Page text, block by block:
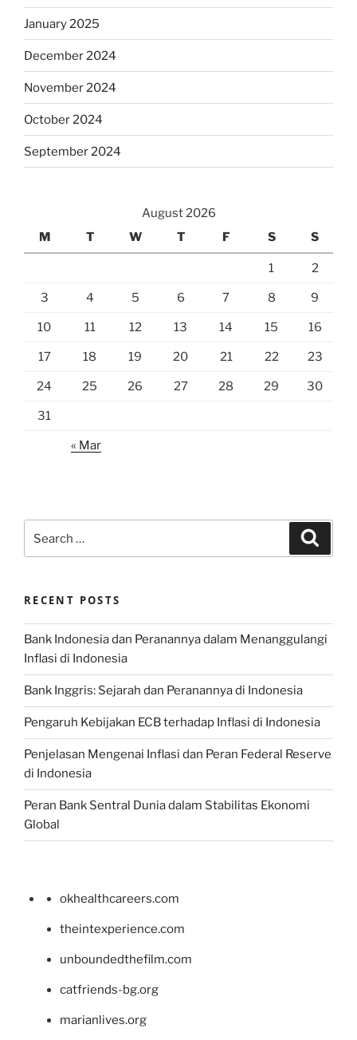
January 2025
December 2024
November 2024
October 2024
September 2024
August 2026
M
T W T F S S
1 2
3 4 5 6 7 8 9
10 11 12 13 14 15 16
17 18 19 20 21 22 23
24 25 26 27 28 29 30
31
« Mar
for:
RECENT POSTS
Bank Indonesia dan Peranannya dalam Menanggulangi
Inflasi di Indonesia
Bank Inggris: Sejarah dan Peranannya di Indonesia
Pengaruh Kebijakan ECB terhadap Inflasi di Indonesia
Penjelasan Mengenai Inflasi dan Peran Federal Reserve
di Indonesia
Peran Bank Sentral Dunia dalam Stabilitas Ekonomi
Global
okhealthcareers.com
theintexperience.com
unboundedthefilm.com
catfriends-bg.org
marianlives.org